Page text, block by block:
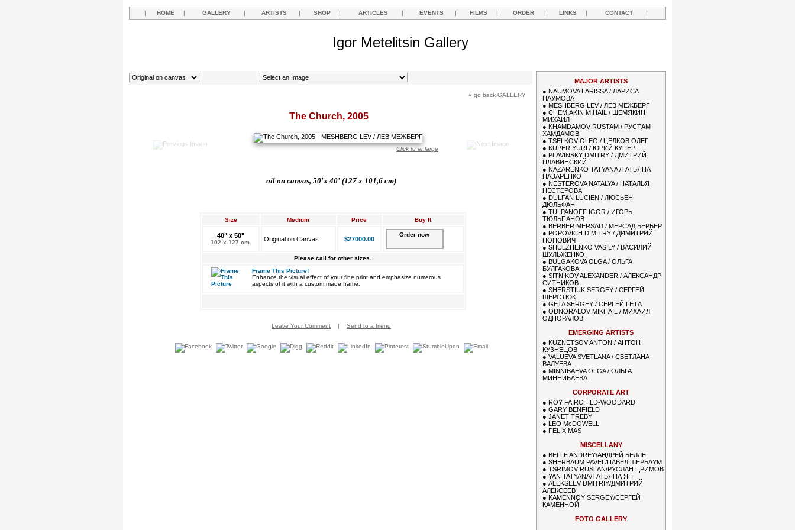
| HOME | GALLERY | ARTISTS | SHOP | ARTICLES | EVENTS | FILMS | ORDER | LINKS | CONTACT |
Igor Metelitsin Gallery
« go back GALLERY
The Church, 2005
Click to enlarge
oil on canvas, 50'x 40' (127 x 101,6 cm)
Size Medium Price Buy It
40" x 50"
102 x 127 cm. Original on Canvas $27000.00
Order now
Please call for other sizes.
Frame This Picture!
Enhance the visual effect of your fine print and emphasize numerous
aspects of it with a custom made frame.
Leave Your Comment | Send to a friend
MAJOR ARTISTS
● NAUMOVA LARISSA / ЛАРИСА
НАУМОВА
● MESHBERG LEV / ЛЕВ МЕЖБЕРГ
● CHEMIAKIN MIHAIL / ШЕМЯКИН
МИХАИЛ
● KHAMDAMOV RUSTAM / РУСТАМ
ХАМДАМОВ
● TSELKOV OLEG / ЦЕЛКОВ ОЛЕГ
● KUPER YURI / ЮРИЙ КУПЕР
● PLAVINSKY DMITRY / ДМИТРИЙ
ПЛАВИНСКИЙ
● NAZARENKO TATYANA /ТАТЬЯНА
НАЗАРЕНКО
● NESTEROVA NATALYA / НАТАЛЬЯ
НЕСТЕРОВА
● DULFAN LUCIEN / ЛЮСЬЕН
ДЮЛЬФАН
● TULPANOFF IGOR / ИГОРЬ
ТЮЛЬПАНОВ
● BERBER MERSAD / МЕРСАД БЕРБЕР
● POPOVICH DIMITRY / ДИМИТРИЙ
ПОПОВИЧ
● SHULZHENKO VASILY / ВАСИЛИЙ
ШУЛЬЖЕНКО
● BULGAKOVA OLGA / ОЛЬГА
БУЛГАКОВА
● SITNIKOV ALEXANDER / АЛЕКСАНДР
СИТНИКОВ
● SHERSTIUK SERGEY / СЕРГЕЙ
ШЕРСТЮК
● GETA SERGEY / СЕРГЕЙ ГЕТА
● ODNORALOV MIKHAIL / МИХАИЛ
ОДНОРАЛОВ
EMERGING ARTISTS
● KUZNETSOV ANTON / АНТОН
КУЗНЕЦОВ
● VALUEVA SVETLANA / СВЕТЛАНА
ВАЛУЕВА
● MINNIBAEVA OLGA / ОЛЬГА
МИННИБАЕВА
CORPORATE ART
● ROY FAIRCHILD-WOODARD
● GARY BENFIELD
● JANET TREBY
● LEO McDOWELL
● FELIX MAS
MISCELLANY
● BELLE ANDREY/АНДРЕЙ БЕЛЛЕ
● SHERBAUM PAVEL/ПАВЕЛ ШЕРБАУМ
● TSRIMOV RUSLAN/РУСЛАН ЦРИМОВ
● YAN TATYANA/ТАТЬЯНА ЯН
● ALEKSEEV DMITRIY/ДМИТРИЙ
АЛЕКСЕЕВ
● KAMENNOY SERGEY/СЕРГЕЙ
КАМЕННОЙ
FOTO GALLERY